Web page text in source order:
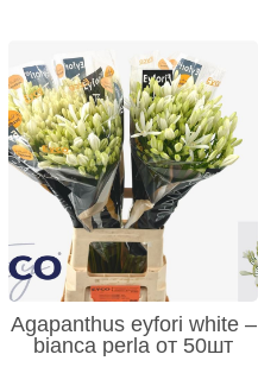
Agapanthus eyfori white –
bianca perla от 50шт